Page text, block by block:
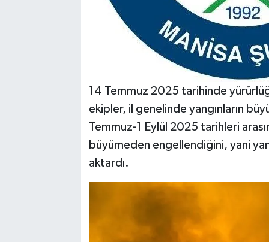
14 Temmuz 2025 tarihinde
ekipler, il genelinde yangınların
Temmuz-1 Eylül 2025 tarihleri
büyümeden engellendiğini, yani
aktardı.